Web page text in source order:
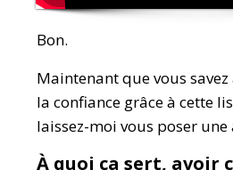
Bon.
Maintenant que vous
la confiance grâce à cette
laissez-moi vous poser
À quoi ça sert, avoir